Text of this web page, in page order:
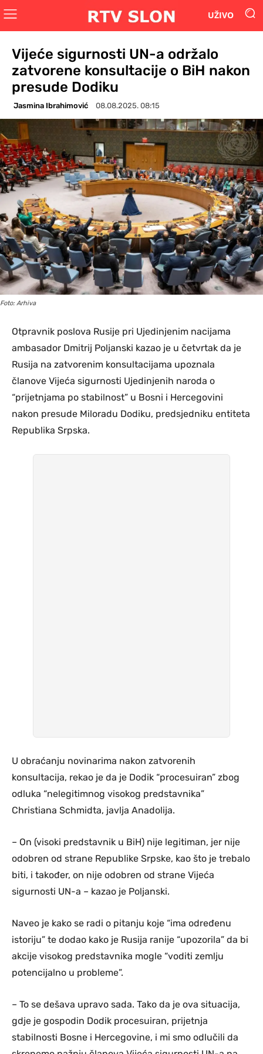
UŽIVO
Vijeće sigurnosti UN-a održalo
zatvorene konsultacije o BiH nakon
presude Dodiku
Jasmina Ibrahimović 08.08.2025. 08:15
Foto: Arhiva
Otpravnik poslova Rusije pri Ujedinjenim nacijama
ambasador Dmitrij Poljanski kazao je u četvrtak da je
Rusija na zatvorenim konsultacijama upoznala
članove Vijeća sigurnosti Ujedinjenih naroda o
“prijetnjama po stabilnost” u Bosni i Hercegovini
nakon presude Miloradu Dodiku, predsjedniku entiteta
Republika Srpska.
U obraćanju novinarima nakon zatvorenih
konsultacija, rekao je da je Dodik “procesuiran” zbog
odluka “nelegitimnog visokog predstavnika”
Christiana Schmidta, javlja Anadolija.
– On (visoki predstavnik u BiH) nije legitiman, jer nije
odobren od strane Republike Srpske, kao što je trebalo
biti, i također, on nije odobren od strane Vijeća
sigurnosti UN-a – kazao je Poljanski.
Naveo je kako se radi o pitanju koje “ima određenu
istoriju” te dodao kako je Rusija ranije “upozorila” da bi
akcije visokog predstavnika mogle “voditi zemlju
potencijalno u probleme”.
– To se dešava upravo sada. Tako da je ova situacija,
gdje je gospodin Dodik procesuiran, prijetnja
stabilnosti Bosne i Hercegovine, i mi smo odlučili da